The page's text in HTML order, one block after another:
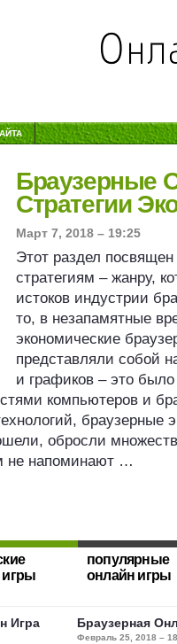
Браузерные
Стратегии
Март 7, 2018 – 19:25
Этот раздел
стратегиям – жанру,
истоков индустрии
то, в незапамятные
экономические
представляли собой
и графиков – это
компьютеров и
браузерные
обросли
не напоминают …
игры
популярные
онлайн игры
Браузерная
Февраль 25, 2018 –
Игра